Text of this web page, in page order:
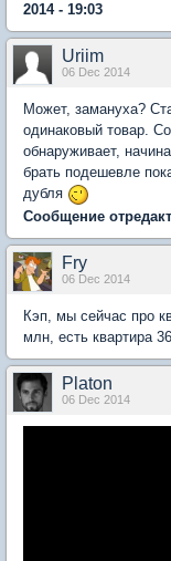
2014 - 19:03
Uriim
06 Dec 2014
Может, замануха?
одинаковый товар.
обнаруживает,
брать подешевле
дубля
Сообщение
Fry
06 Dec 2014
Кэп, мы сейчас про
млн, есть квартира
Platon
06 Dec 2014